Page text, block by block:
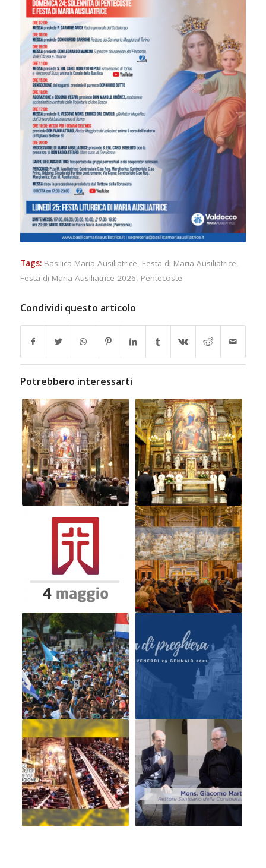
Tags: Basilica Maria Ausiliatrice, Festa di Maria Ausiliatrice,
Festa di Maria Ausiliatrice 2026, Pentecoste
Condividi questo articolo
Potrebbero interessarti